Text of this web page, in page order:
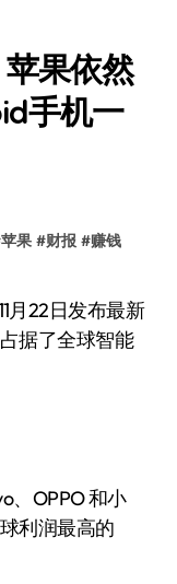
果依然
手机一
苹果 #财报 #赚钱
据了全球智能
、OPPO 和小
利润最高的